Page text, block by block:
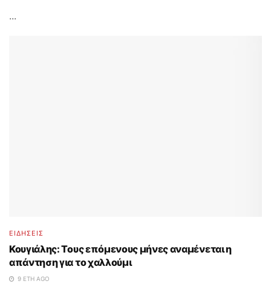
...
ΕΙΔΗΣΕΙΣ
Κουγιάλης: Τους επόμενους μήνες αναμένεται η
απάντηση για το χαλλούμι
9 ΈΤΗ AGO